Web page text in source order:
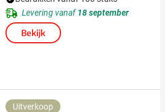
Levering vanaf18 september
Bekijk
Uitverkoop